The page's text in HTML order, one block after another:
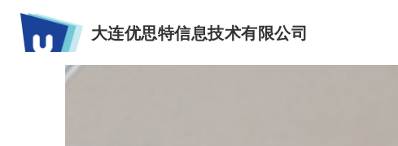
大连优思特信息技术有限公司